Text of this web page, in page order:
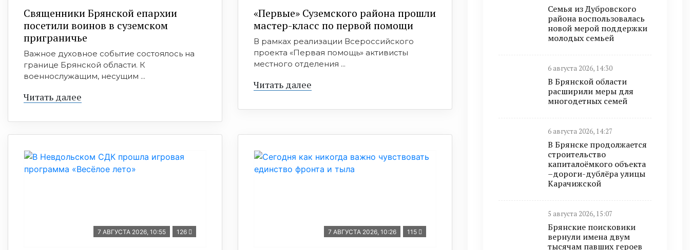
Священники Брянской епархии
посетили воинов в суземском
приграничье
Важное духовное событие состоялось на
границе Брянской области. К
военнослужащим, несущим ...
Читать далее
«Первые» Суземского района прошли
мастер-класс по первой помощи
В рамках реализации Всероссийского
проекта «Первая помощь» активисты
местного отделения ...
Читать далее
7 АВГУСТА 2026, 10:55 126 7 АВГУСТА 2026, 10:26 115
Семья из Дубровского
района воспользовалась
новой мерой поддержки
молодых семьей
6 августа 2026, 14:30
В Брянской области
расширили меры для
многодетных семей
6 августа 2026, 14:27
В Брянске продолжается
строительство
капиталоёмкого объекта
–дороги-дублёра улицы
Карачижской
5 августа 2026, 15:07
Брянские поисковики
вернули имена двум
тысячам павших героев